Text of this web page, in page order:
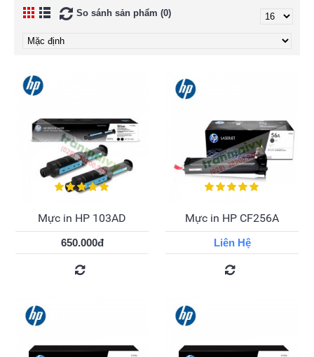
So sánh sản phẩm (0)
Mực in HP 103AD
650.000đ
Mực in HP CF256A
Liên Hệ